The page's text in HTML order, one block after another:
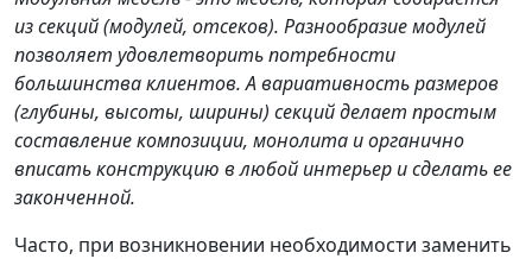
из секций (модулей, отсеков). Разнообразие модулей
позволяет удовлетворить потребности
большинства клиентов. А вариативность размеров
(глубины, высоты, ширины) секций делает простым
составление композиции, монолита и органично
вписать конструкцию в любой интерьер и сделать ее
законченной.
Часто, при возникновении необходимости заменить